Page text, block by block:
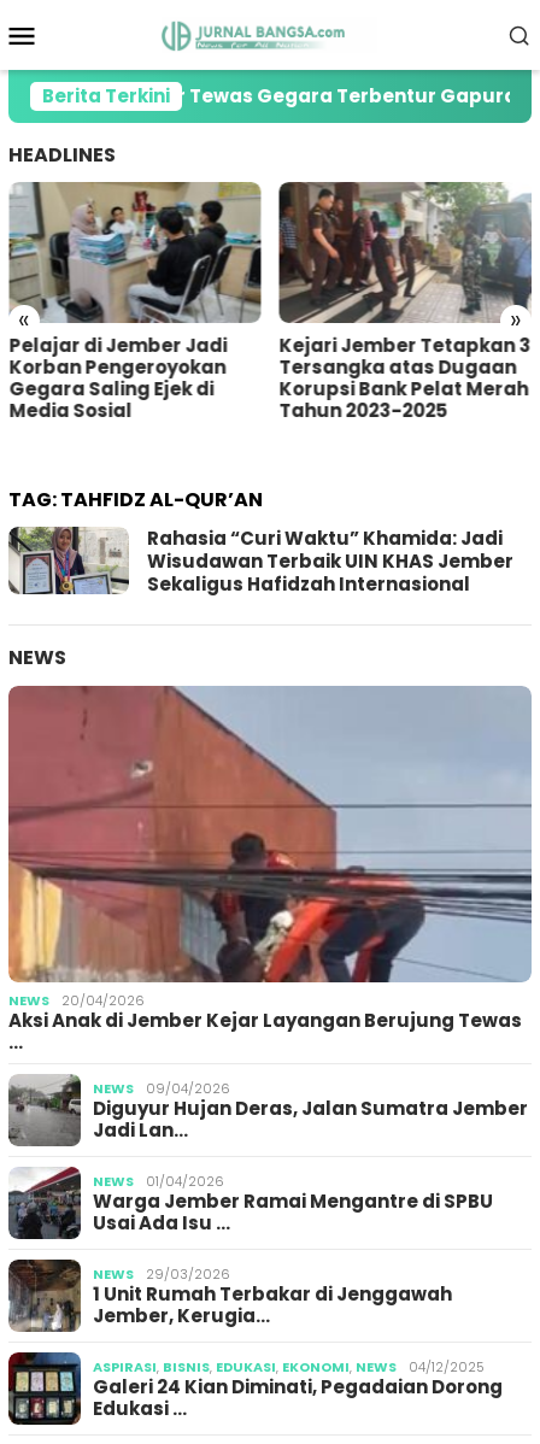
ke
Mobile
Berita Terkini
di Jember Tewas Gegara Terbentur Gapura Desa
HEADLINES
« »
di Jember Jadi
Pengeroyokan
Saling Ejek di
Sosial
Kejari Jember Tetapkan 3
Tersangka atas Dugaan
Korupsi Bank Pelat Merah
Tahun 2023-2025
Pria
TAG:TAHFIDZ AL-QUR’AN
Rahasia “Curi Waktu” Khamida: Jadi
Wisudawan Terbaik UIN KHAS Jember
Sekaligus Hafidzah Internasional
NEWS
NEWS 20/04/2026
Aksi Anak di Jember Kejar Layangan Berujung Tewas
…
NEWS 09/04/2026
Diguyur Hujan Deras, Jalan Sumatra Jember
Jadi Lan…
NEWS 01/04/2026
Warga Jember Ramai Mengantre di SPBU
Usai Ada Isu …
NEWS 29/03/2026
1 Unit Rumah Terbakar di Jenggawah
Jember, Kerugia…
ASPIRASI, BISNIS, EDUKASI, EKONOMI, NEWS 04/12/2025
Galeri 24 Kian Diminati, Pegadaian Dorong
Edukasi …